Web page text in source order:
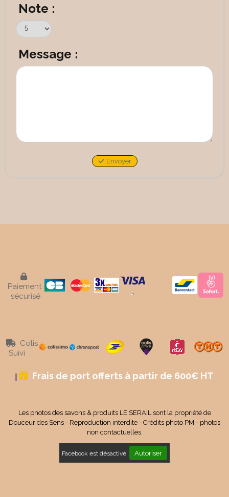
Note :
Message :
Envoyer

Paiement
sécurisé

Colis
Suivi
 Frais de port offerts à partir de 600€ HT
Les photos des savons & produits LE SERAIL sont la propriété de
Douceur des Sens - Reproduction interdite - Crédits photo PM - photos
non contactuelles.
Facebook est désactivé. Autoriser